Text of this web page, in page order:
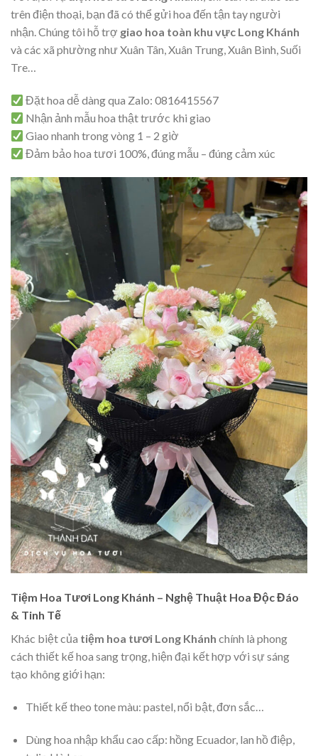
trên điện thoại, bạn đã có thể gửi hoa đến tận tay người
nhận. Chúng tôi hỗ trợ giao hoa toàn khu vực Long Khánh
và các xã phường như Xuân Tân, Xuân Trung, Xuân Bình, Suối
Tre…
Đặt hoa dễ dàng qua Zalo: 0816415567
Nhận ảnh mẫu hoa thật trước khi giao
Giao nhanh trong vòng 1 – 2 giờ
Đảm bảo hoa tươi 100%, đúng mẫu – đúng cảm xúc
Tiệm Hoa Tươi Long Khánh – Nghệ Thuật Hoa Độc Đáo
& Tinh Tế
Khác biệt của tiệm hoa tươi Long Khánh chính là phong
cách thiết kế hoa sang trọng, hiện đại kết hợp với sự sáng
tạo không giới hạn:
Thiết kế theo tone màu: pastel, nổi bật, đơn sắc…
Dùng hoa nhập khẩu cao cấp: hồng Ecuador, lan hồ điệp,